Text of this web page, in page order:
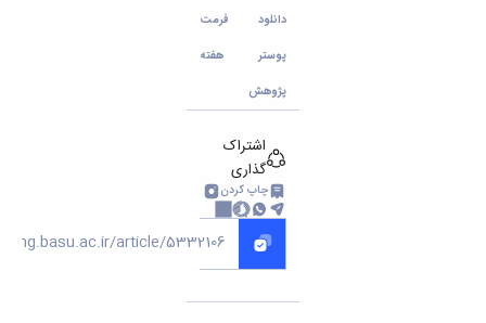
دانلود فرمت
پوستر هفته
پژوهش
اشتراک
گذاری
چاپ کردن